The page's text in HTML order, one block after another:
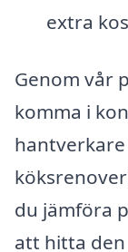
extra
Genom vår
komma i
du jämföra
att hitta den